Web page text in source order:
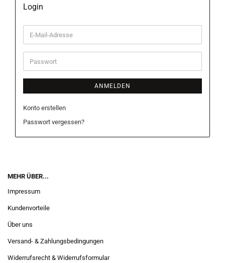
Login
E-
Mail-
Adresse
Passwort
ANMELDEN
Konto erstellen
Passwort vergessen?
MEHR ÜBER...
Impressum
Kundenvorteile
Über uns
Versand- & Zahlungsbedingungen
Widerrufsrecht & Widerrufsformular